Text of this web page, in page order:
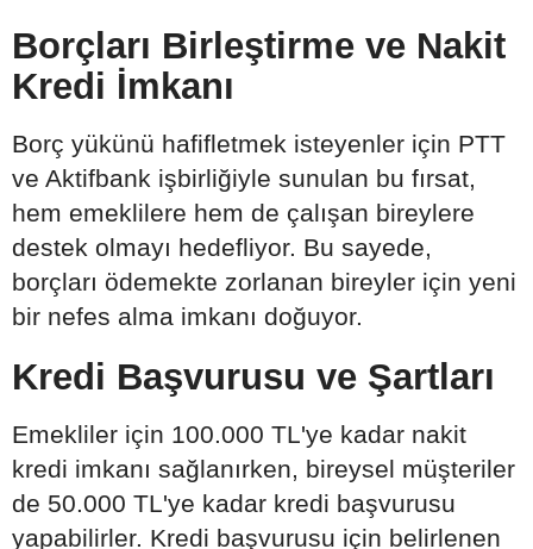
Borçları Birleştirme ve Nakit
Kredi İmkanı
Borç yükünü hafifletmek isteyenler için PTT
ve Aktifbank işbirliğiyle sunulan bu fırsat,
hem emeklilere hem de çalışan bireylere
destek olmayı hedefliyor. Bu sayede,
borçları ödemekte zorlanan bireyler için yeni
bir nefes alma imkanı doğuyor.
Kredi Başvurusu ve Şartları
Emekliler için 100.000 TL'ye kadar nakit
kredi imkanı sağlanırken, bireysel müşteriler
de 50.000 TL'ye kadar kredi başvurusu
yapabilirler. Kredi başvurusu için belirlenen